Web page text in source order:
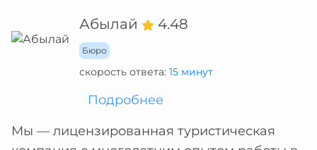
Абылай 4.48
Бюро
скорость ответа: 15 минут
Подробнее
Мы — лицензированная туристическая